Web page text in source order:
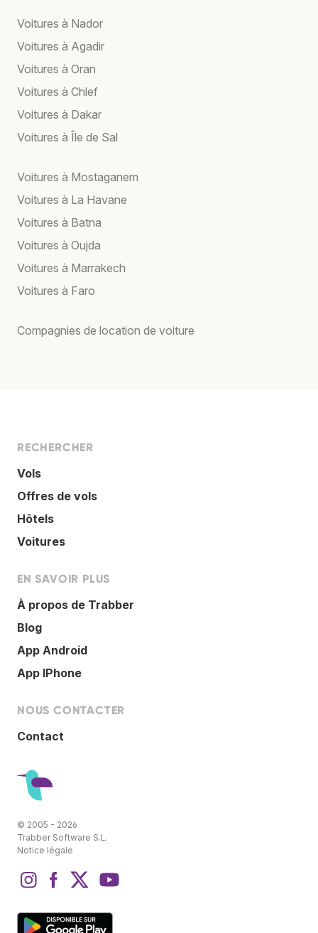
Voitures à Nador
Voitures à Agadir
Voitures à Oran
Voitures à Chlef
Voitures à Dakar
Voitures à Île de Sal
Voitures à Mostaganem
Voitures à La Havane
Voitures à Batna
Voitures à Oujda
Voitures à Marrakech
Voitures à Faro
Compagnies de location de voiture
RECHERCHER
Vols
Offres de vols
Hôtels
Voitures
EN SAVOIR PLUS
À propos de Trabber
Blog
App Android
App IPhone
NOUS CONTACTER
Contact
© 2005 - 2026
Trabber Software S.L.
Notice légale